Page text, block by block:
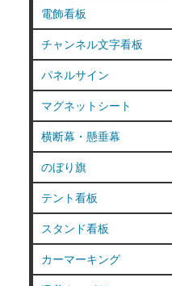
電飾看板
チャンネル文字看板
パネルサイン
マグネットシート
横断幕・懸垂幕
のぼり旗
テント看板
スタンド看板
カーマーキング